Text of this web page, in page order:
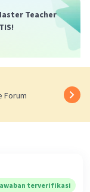
by the state to
Indonesia's
Teacher
Forum
terverifikasi